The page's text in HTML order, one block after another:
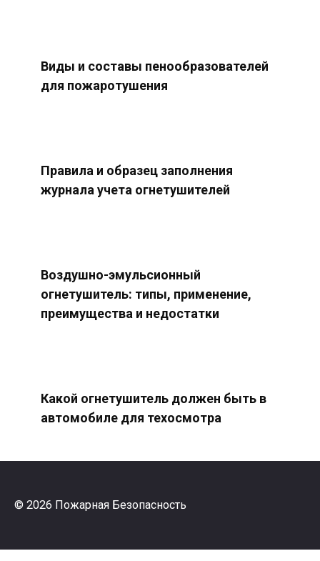
Виды и составы пенообразователей
для пожаротушения
Правила и образец заполнения
журнала учета огнетушителей
Воздушно-эмульсионный
огнетушитель: типы, применение,
преимущества и недостатки
Какой огнетушитель должен быть в
автомобиле для техосмотра
© 2026 Пожарная Безопасность